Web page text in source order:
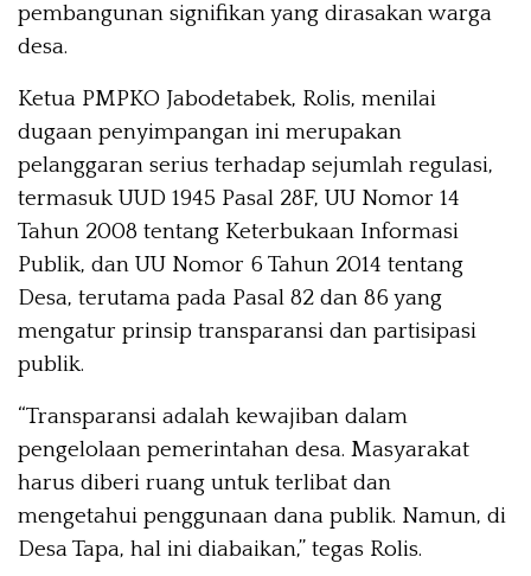
pembangunan signifikan yang dirasakan warga
desa.
Ketua PMPKO Jabodetabek, Rolis, menilai
dugaan penyimpangan ini merupakan
pelanggaran serius terhadap sejumlah regulasi,
termasuk UUD 1945 Pasal 28F, UU Nomor 14
Tahun 2008 tentang Keterbukaan Informasi
Publik, dan UU Nomor 6 Tahun 2014 tentang
Desa, terutama pada Pasal 82 dan 86 yang
mengatur prinsip transparansi dan partisipasi
publik.
“Transparansi adalah kewajiban dalam
pengelolaan pemerintahan desa. Masyarakat
harus diberi ruang untuk terlibat dan
mengetahui penggunaan dana publik. Namun, di
Desa Tapa, hal ini diabaikan,” tegas Rolis.